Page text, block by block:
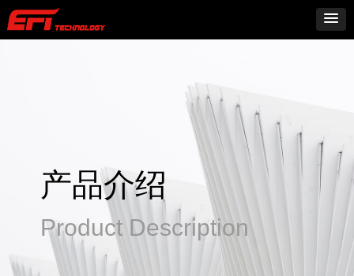
产品介绍
Product Description